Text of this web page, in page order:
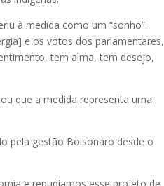
à medida como um “sonho”.
e os votos dos parlamentares,
tem alma, tem desejo,
que a medida representa uma
pela gestão Bolsonaro desde o